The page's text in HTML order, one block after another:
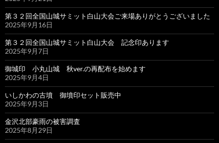
第３２回全国山城サミット白山大会ご来場ありがとうございました
2025年9月16日
第３２回全国山城サミット白山大会 記念印あります
2025年9月7日
御城印 小丸山城 秋ver.の再配布を始めます
2025年9月4日
いしかわの古墳 御墳印セット販売中
2025年9月3日
金沢北部豪雨の被害調査
2025年8月29日